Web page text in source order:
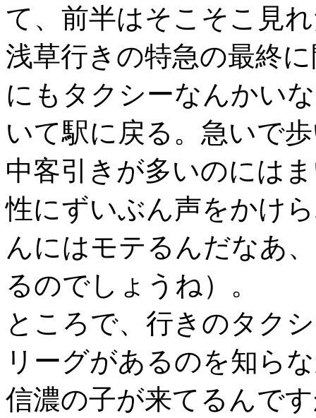
て、前半はそこそこ見
浅草行きの特急の最終
にもタクシーなんかい
いて駅に戻る。急いで
中客引きが多いのには
性にずいぶん声をかけ
んにはモテるんだなあ
るのでしょうね）。
ところで、行きのタク
リーグがあるのを知ら
信濃の子が来てるんで